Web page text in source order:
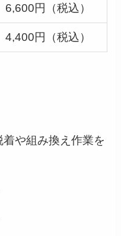
6,600円（税込）
4,400円（税込）
や組み換え作業を